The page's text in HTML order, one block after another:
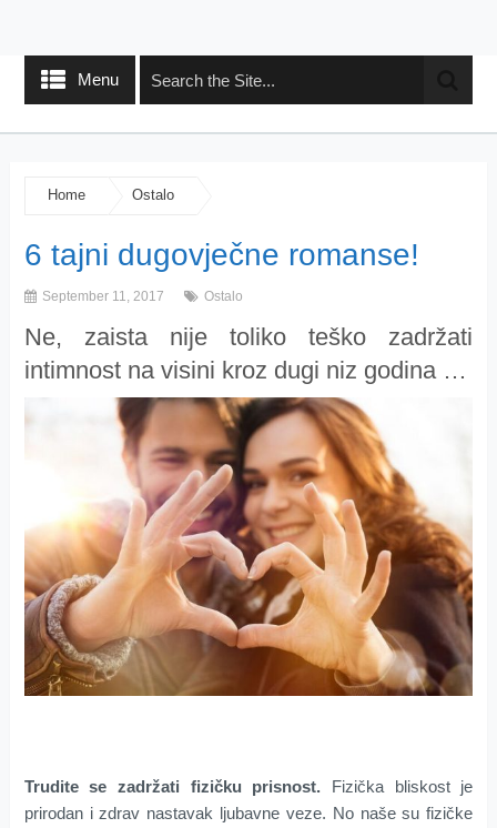
Menu
Home Ostalo
6 tajni dugovječne romanse!
September 11, 2017 Ostalo
Ne, zaista nije toliko teško zadržati
intimnost na visini kroz dugi niz godina …
Trudite se zadržati fizičku prisnost. Fizička bliskost je
prirodan i zdrav nastavak ljubavne veze. No naše su fizičke